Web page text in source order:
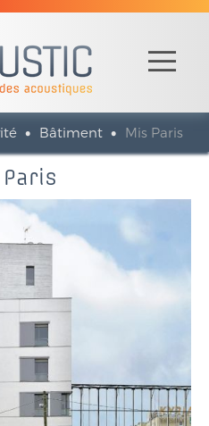
Bâtiment Mis Paris